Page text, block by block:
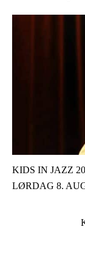
KIDS IN JAZZ
LØRDAG 8.